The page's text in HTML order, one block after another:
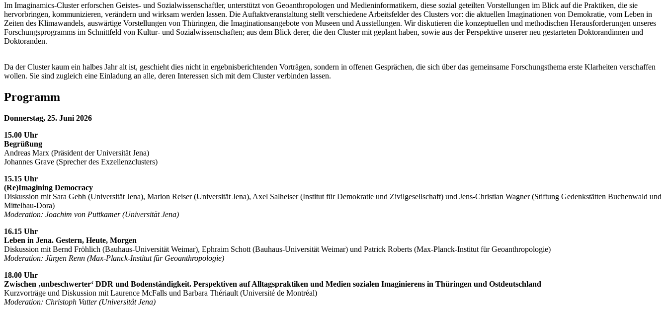
Im Imaginamics-Cluster erforschen Geistes- und Sozialwissenschaftler, unterstützt von Geoanthropologen und Medien­informatikern, diese sozial geteilten Vorstellungen im Blick auf die Praktiken, die sie
hervorbringen, kommunizieren, verändern und wirksam werden lassen. Die Auftaktveranstaltung stellt verschiedene Arbeitsfelder des Clusters vor: die aktuellen Imaginationen von Demokratie, vom Leben in
Zeiten des Klimawandels, auswärtige Vorstellungen von Thüringen, die Imaginationsangebote von Museen und Ausstellungen. Wir diskutieren die konzeptuellen und methodischen Herausforderungen unseres
Forschungsprogramms im Schnittfeld von Kultur- und Sozialwissenschaften; aus dem Blick derer, die den Cluster mit geplant haben, sowie aus der Perspektive unserer neu gestarteten Doktorandinnen und
Doktoranden.
Da der Cluster kaum ein halbes Jahr alt ist, geschieht dies nicht in ergebnisberichtenden Vorträgen, sondern in offenen Gesprächen, die sich über das gemeinsame Forschungs­thema erste Klarheiten verschaffen
wollen. Sie sind zugleich eine Einladung an alle, deren Interessen sich mit dem Cluster verbinden lassen.
Programm
Donnerstag, 25. Juni 2026
15.00 Uhr
Begrüßung
Andreas Marx (Präsident der Universität Jena)
Johannes Grave (Sprecher des Exzellenzclusters)
15.15 Uhr
(Re)Imagining Democracy
Diskussion mit Sara Gebh (Universität Jena), Marion Reiser (Universität Jena), Axel Salheiser (Institut für Demokratie und Zivilgesellschaft) und Jens-Christian Wagner (Stiftung Gedenkstätten Buchenwald und
Mittelbau-Dora)
Moderation: Joachim von Puttkamer (Universität Jena)
16.15 Uhr
Leben in Jena. Gestern, Heute, Morgen
Diskussion mit Bernd Fröhlich (Bauhaus-Universität Weimar), Ephraim Schott (Bauhaus-Universität Weimar) und Patrick Roberts (Max-Planck-Institut für Geoanthropologie)
Moderation: Jürgen Renn (Max-Planck-Institut für Geoanthropologie)
18.00 Uhr
Zwischen ‚unbeschwerter‘ DDR und Bodenständigkeit. Perspektiven auf Alltagspraktiken und Medien sozialen Imaginierens in Thüringen und Ostdeutschland
Kurzvorträge und Diskussion mit Laurence McFalls und Barbara Thériault (Université de Montréal)
Moderation: Christoph Vatter (Universität Jena)